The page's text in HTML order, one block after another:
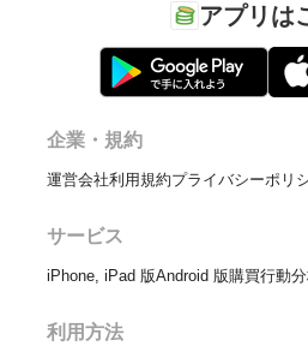
アプリは
企業・規約
運営会社利用規約プライバシーポリ
サービス
iPhone, iPad 版Android 版購買行動
利用方法